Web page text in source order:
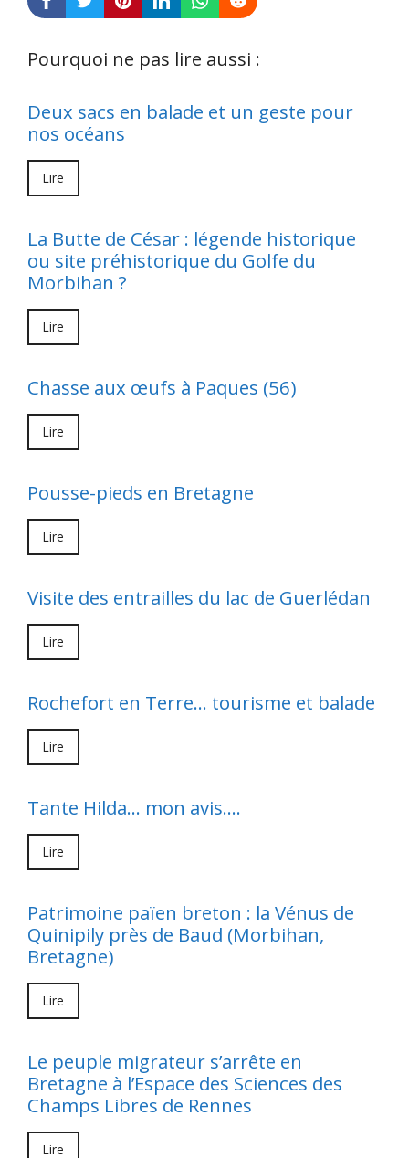
Pourquoi ne pas lire aussi :
Deux sacs en balade et un geste pour
nos océans
Lire
La Butte de César : légende historique
ou site préhistorique du Golfe du
Morbihan ?
Lire
Chasse aux œufs à Paques (56)
Lire
Pousse-pieds en Bretagne
Lire
Visite des entrailles du lac de Guerlédan
Lire
Rochefort en Terre… tourisme et balade
Lire
Tante Hilda… mon avis….
Lire
Patrimoine païen breton : la Vénus de
Quinipily près de Baud (Morbihan,
Bretagne)
Lire
Le peuple migrateur s’arrête en
Bretagne à l’Espace des Sciences des
Champs Libres de Rennes
Lire